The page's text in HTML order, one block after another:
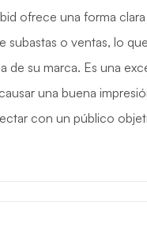
ofrece una forma
subastas o ventas, lo
de su marca. Es una
una buena
con un público